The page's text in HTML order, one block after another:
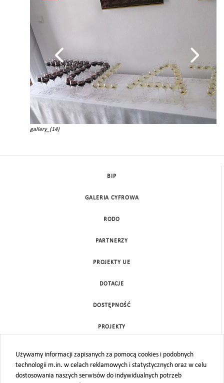
gallery_(14)
Używamy informacji zapisanych za pomocą cookies i podobnych
technologii m.in. w celach reklamowych i statystycznych oraz w celu
dostosowania naszych serwisów do indywidualnych potrzeb
BIP
GALERIA CYFROWA
RODO
PARTNERZY
PROJEKTY UE
DOTACJE
DOSTĘPNOŚĆ
PROJEKTY
MAPA STRONY